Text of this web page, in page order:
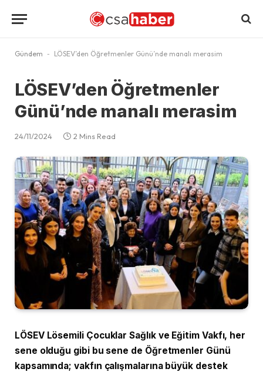
Gündem - LÖSEV’den Öğretmenler Günü’nde manalı merasim
LÖSEV’den Öğretmenler
Günü’nde manalı merasim
24/11/2024 2 Mins Read
LÖSEV Lösemili Çocuklar Sağlık ve Eğitim Vakfı, her
sene olduğu gibi bu sene de Öğretmenler Günü
kapsamında; vakfın çalışmalarına büyük destek